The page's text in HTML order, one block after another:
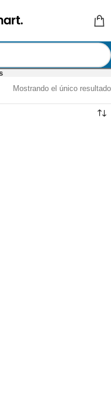
Mostrando el único resultado